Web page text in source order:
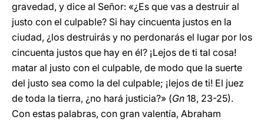
gravedad, y dice al Señor: «¿Es que vas a destruir al
justo con el culpable? Si hay cincuenta justos en la
ciudad, ¿los destruirás y no perdonarás el lugar por los
cincuenta justos que hay en él? ¡Lejos de ti tal cosa!
matar al justo con el culpable, de modo que la suerte
del justo sea como la del culpable; ¡lejos de ti! El juez
de toda la tierra, ¿no hará justicia?» (Gn 18, 23-25).
Con estas palabras, con gran valentía, Abraham